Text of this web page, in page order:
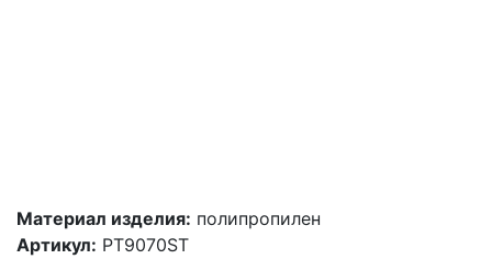
Материал изделия: полипропилен
Артикул: PT9070ST